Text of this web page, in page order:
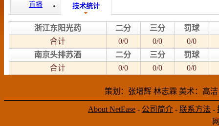
直播 技术统计
浙江东阳光药 二分 三分
罚球
合计
0/0 0/0
0/0
南京头排苏酒
二分 三分
罚球
合计
0/0 0/0 0/0
策划：张增辉 林志霖 美术：高
About NetEase - 公司简介 - 联系方法 -